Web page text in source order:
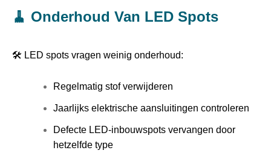
🧹 Onderhoud Van LED Spots
🛠️ LED spots vragen weinig onderhoud:
Regelmatig stof verwijderen
Jaarlijks elektrische aansluitingen controleren
Defecte LED-inbouwspots vervangen door
hetzelfde type